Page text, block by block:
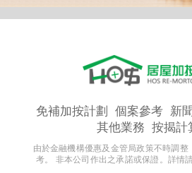
免補加按計劃 個案參考 新
其他業務 按揭計
由於金融機構優惠及金管局政策不時調
考。 非本公司作出之承諾或保證。詳情